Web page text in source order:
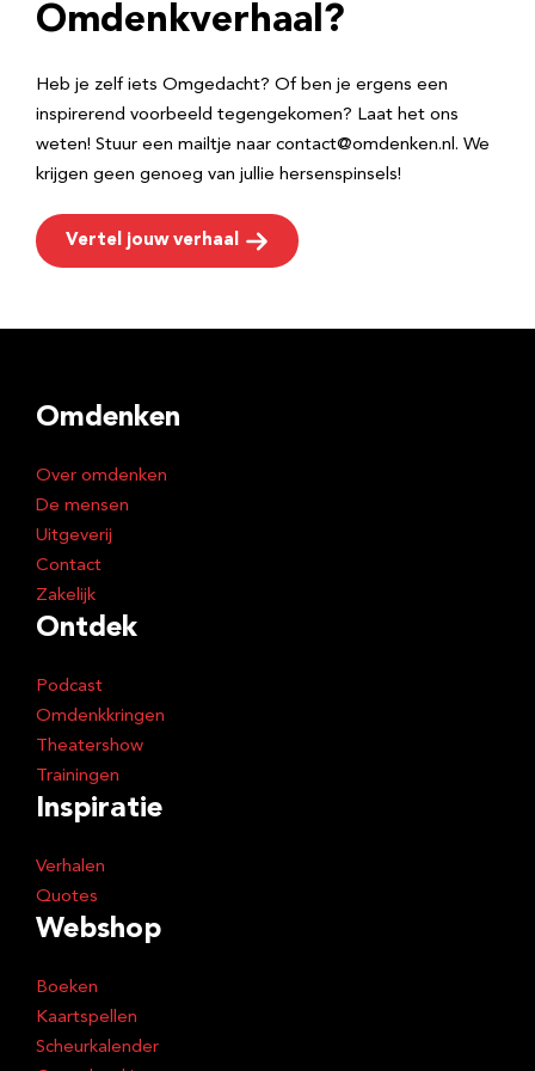
e
Omdenkverhaal?
Heb je zelf iets Omgedacht? Of ben je ergens een
inspirerend voorbeeld tegengekomen? Laat het ons
weten! Stuur een mailtje naar contact@omdenken.nl. We
krijgen geen genoeg van jullie hersenspinsels!
Vertel jouw verhaal
Omdenken
Over omdenken
De mensen
Uitgeverij
Contact
Zakelijk
Ontdek
Podcast
Omdenkkringen
Theatershow
Trainingen
Inspiratie
Verhalen
Quotes
Webshop
Boeken
Kaartspellen
Scheurkalender